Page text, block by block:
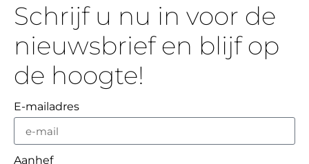
Schrijf u nu in voor de
nieuwsbrief en blijf op
de hoogte!
E-mailadres
Aanhef